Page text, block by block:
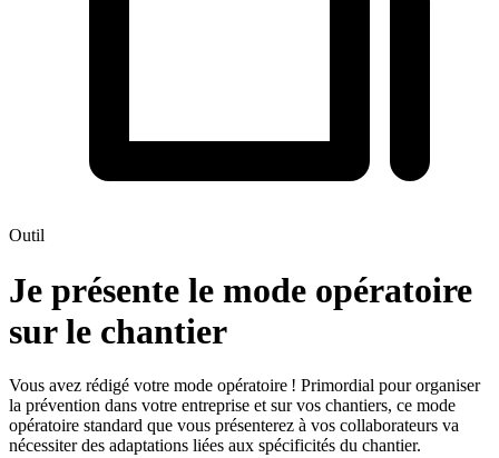
Outil
Je présente le mode opératoire
sur le chantier
Vous avez rédigé votre mode opératoire ! Primordial pour organiser
la prévention dans votre entreprise et sur vos chantiers, ce mode
opératoire standard que vous présenterez à vos collaborateurs va
nécessiter des adaptations liées aux spécificités du chantier.